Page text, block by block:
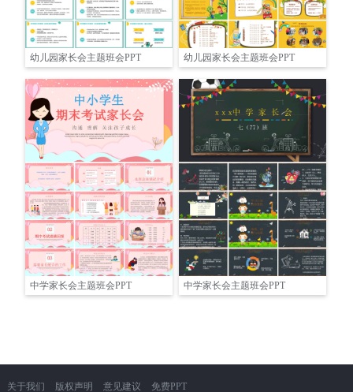
幼儿园家长会主题班会PPT 幼儿园家长会主题班会PPT
中学家长会主题班会PPT 中学家长会主题班会PPT
关于我们 版权声明 意见建议 免费PPT